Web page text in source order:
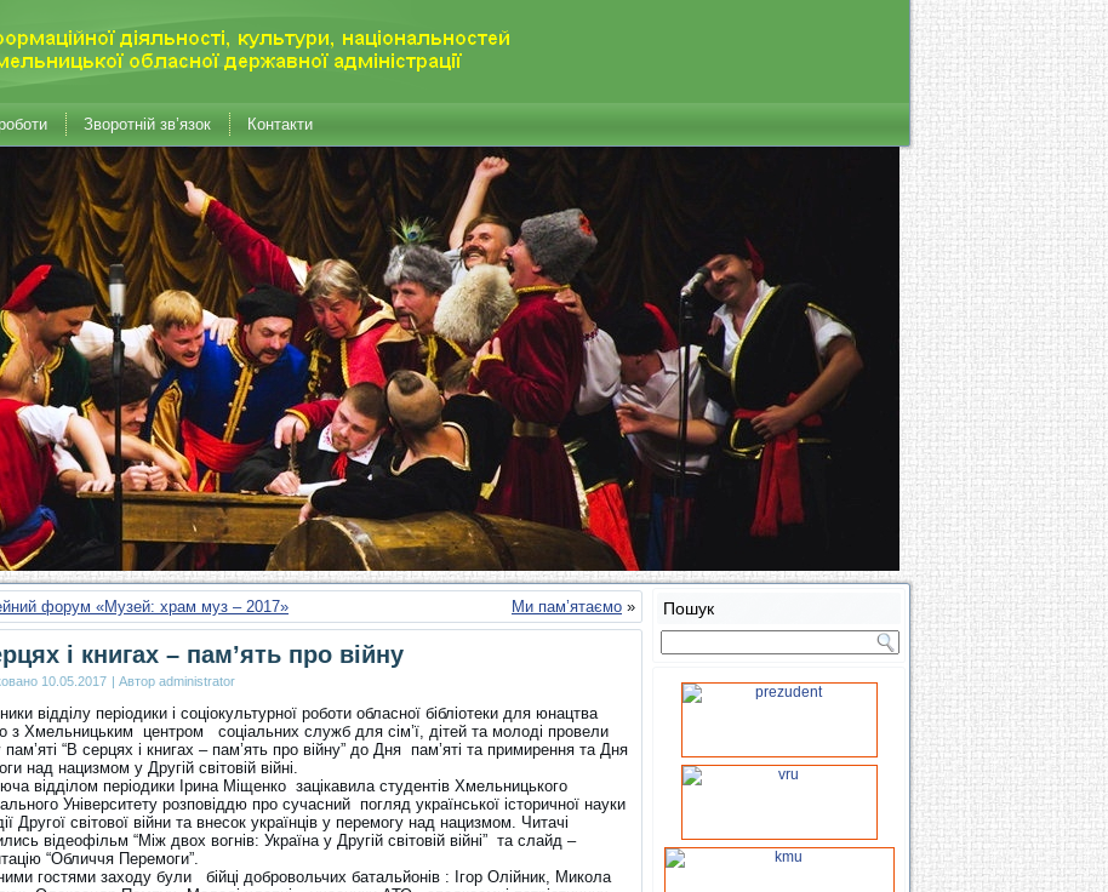
Зворотній зв’язок Контакти
форум «Музей: храм муз – 2017» Ми пам’ятаємо »
і книгах – пам’ять про війну
10.05.2017 | Автор administrator
відділу періодики і соціокультурної роботи обласної бібліотеки для юнацтва
з Хмельницьким центром соціальних служб для сім’ї, дітей та молоді провели
пам’яті “В серцях і книгах – пам’ять про війну” до Дня пам’яті та примирення та Дня
над нацизмом у Другій світовій війні.
відділом періодики Ірина Міщенко зацікавила студентів Хмельницького
Університету розповіддю про сучасний погляд української історичної науки
Другої світової війни та внесок українців у перемогу над нацизмом. Читачі
відеофільм “Між двох вогнів: Україна у Другій світовій війні” та слайд –
“Обличчя Перемоги”.
гостями заходу були бійці добровольчих батальйонів : Ігор Олійник, Микола
Пошук